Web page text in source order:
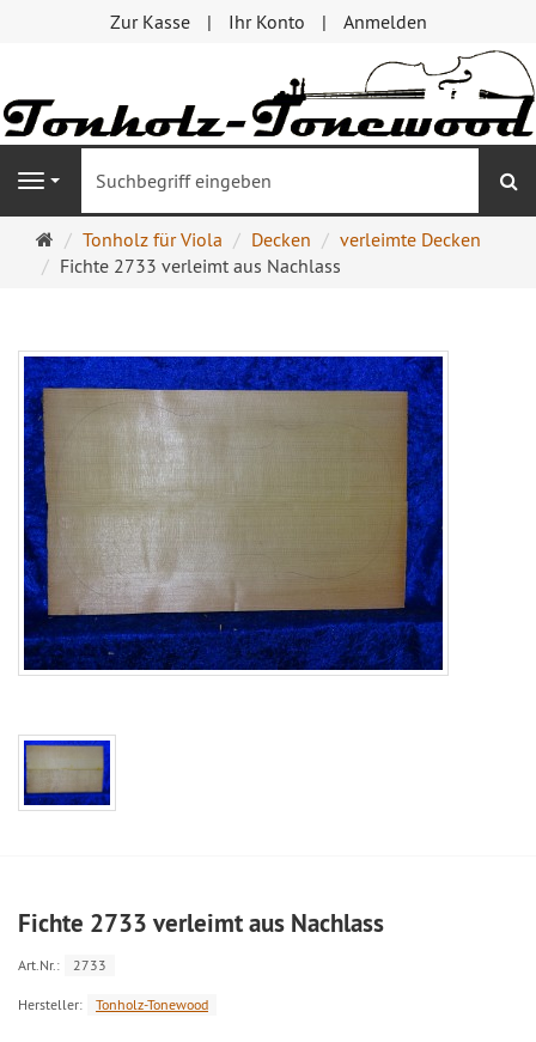
Zur Kasse Ihr Konto Anmelden
Navigation
Startseite
Tonholz für Viola Decken
verleimte Decken
Fichte 2733 verleimt aus Nachlass
Fichte 2733 verleimt aus Nachlass
Art.Nr.: 2733
Hersteller: Tonholz-Tonewood